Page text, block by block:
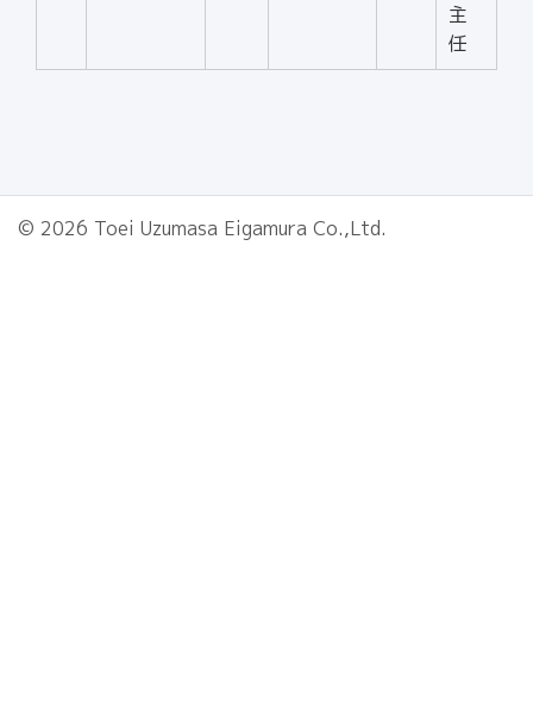
主
任
© 2026 Toei Uzumasa Eigamura Co.,Ltd.